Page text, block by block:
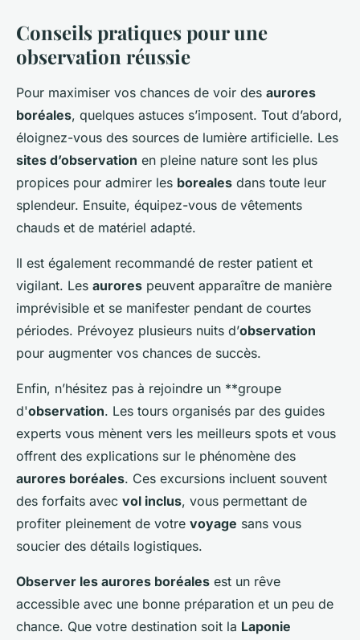
Conseils pratiques pour une
observation réussie
Pour maximiser vos chances de voir des aurores
boréales, quelques astuces s’imposent. Tout d’abord,
éloignez-vous des sources de lumière artificielle. Les
sites d’observation en pleine nature sont les plus
propices pour admirer les boreales dans toute leur
splendeur. Ensuite, équipez-vous de vêtements
chauds et de matériel adapté.
Il est également recommandé de rester patient et
vigilant. Les aurores peuvent apparaître de manière
imprévisible et se manifester pendant de courtes
périodes. Prévoyez plusieurs nuits d’observation
pour augmenter vos chances de succès.
Enfin, n’hésitez pas à rejoindre un **groupe
d'observation. Les tours organisés par des guides
experts vous mènent vers les meilleurs spots et vous
offrent des explications sur le phénomène des
aurores boréales. Ces excursions incluent souvent
des forfaits avec vol inclus, vous permettant de
profiter pleinement de votre voyage sans vous
soucier des détails logistiques.
Observer les aurores boréales est un rêve
accessible avec une bonne préparation et un peu de
chance. Que votre destination soit la Laponie